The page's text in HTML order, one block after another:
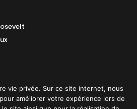
Politique de confidentialité
vie privée. Sur ce site internet, nous
améliorer votre expérience lors de